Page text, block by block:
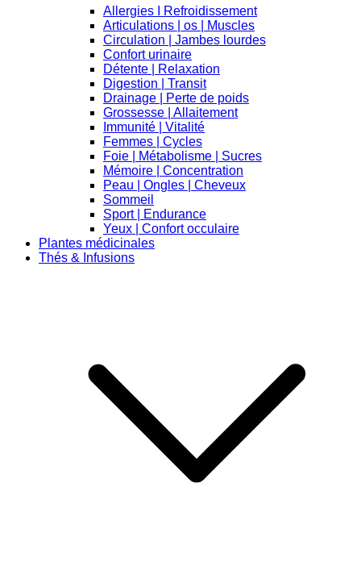
Allergies I Refroidissement
Articulations | os | Muscles
Circulation | Jambes lourdes
Confort urinaire
Détente | Relaxation
Digestion | Transit
Drainage | Perte de poids
Grossesse | Allaitement
Immunité | Vitalité
Femmes | Cycles
Foie | Métabolisme | Sucres
Mémoire | Concentration
Peau | Ongles | Cheveux
Sommeil
Sport | Endurance
Yeux | Confort occulaire
Plantes médicinales
Thés & Infusions